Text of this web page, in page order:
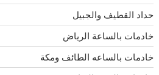
حداد القطيف والجبيل
خادمات بالساعة الرياض
خادمات بالساعه الطائف ومكة